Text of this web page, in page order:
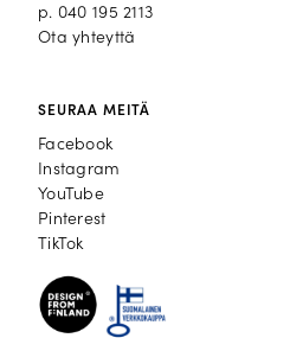
p. 040 195 2113
Ota yhteyttä
SEURAA MEITÄ
Facebook
Facebook
Instagram
Instagram
YouTube
YouTube
Pinterest
Pinterest
TikTok
TikTok